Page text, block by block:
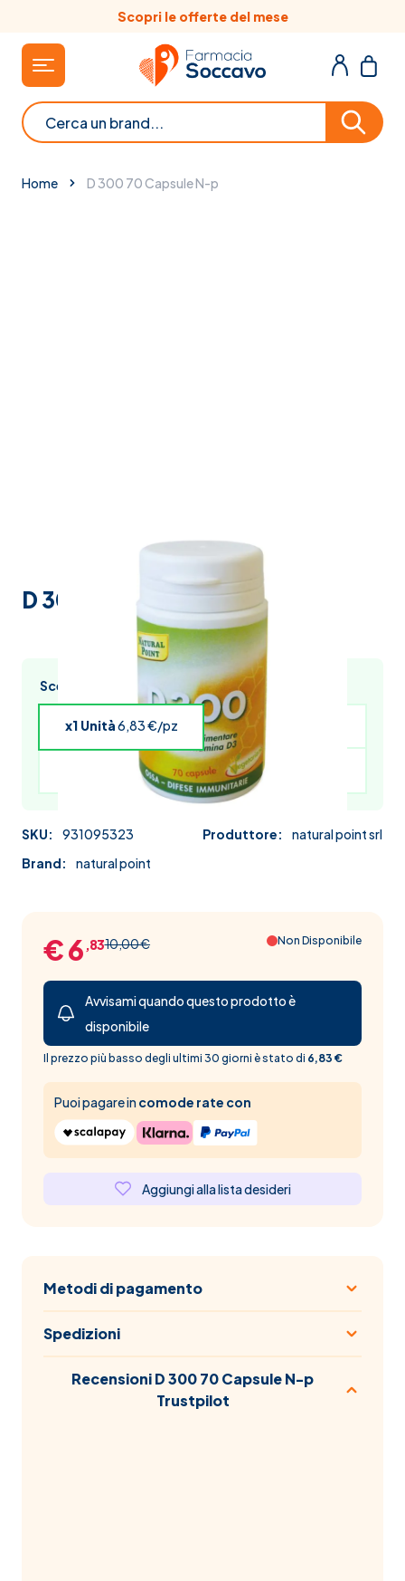
Salta al contenutoScopri le offerte del mese
Cerca
Home D 300 70 Capsule N-p
D 300 70 Capsule N-p
Scegli l’acquisto multiplo e risparmia
x1 Unità6,83 €/pz x4 Unità
6,63 €/pz x6 Unità
SKU: 931095323 Produttore:
natural point srl
Brand:
natural point
10,00 €
€ 6 ,83 Non Disponibile
Avvisami quando questo prodotto è
disponibile
Il prezzo più basso degli ultimi 30 giorni è stato di 6,83 €
Puoi pagare incomode rate con
Aggiungi alla lista desideri
Metodi di pagamento
Spedizioni
Recensioni D 300 70 Capsule N-p
Trustpilot